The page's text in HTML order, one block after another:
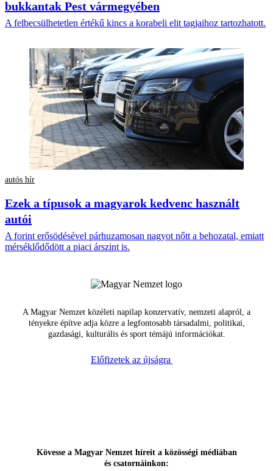
bukkantak Pest vármegyében
A felbecsülhetetlen értékű kincs a korabeli elit tagjaihoz tartozhatott.
autós hír
Ezek a típusok a magyarok kedvenc használt
autói
A forint erősödésével párhuzamosan nagyot nőtt a behozatal, emiatt
mérséklődődött a piaci árszint is.
A Magyar Nemzet közéleti napilap konzervatív, nemzeti alapról, a
tényekre építve adja közre a legfontosabb társadalmi, politikai,
gazdasági, kulturális és sport témájú információkat.
Előfizetek az újságra
Kövesse a Magyar Nemzet híreit a közösségi médiában
és csatornáinkon: